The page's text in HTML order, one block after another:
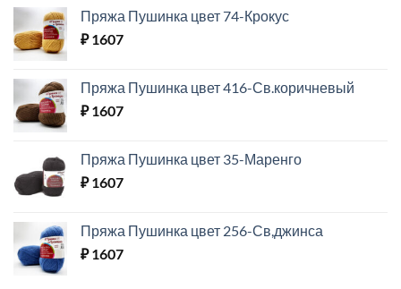
Пряжа Пушинка цвет 74-Крокус
₽1607
Пряжа Пушинка цвет 416-Св.коричневый
₽1607
Пряжа Пушинка цвет 35-Маренго
₽1607
Пряжа Пушинка цвет 256-Св,джинса
₽1607